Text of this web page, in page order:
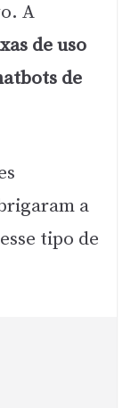
A
de uso
de
a
tipo de